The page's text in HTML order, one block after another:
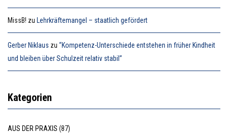
MissB! zu Lehrkräftemangel – staatlich gefördert
Gerber Niklaus zu “Kompetenz-Unterschiede entstehen in früher Kindheit
und bleiben über Schulzeit relativ stabil”
Kategorien
AUS DER PRAXIS (87)